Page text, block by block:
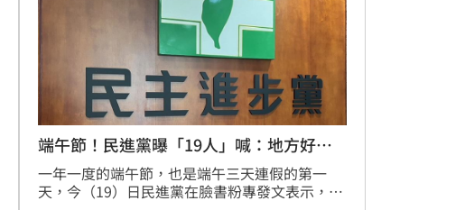
端午節！民進黨曝「19人」喊：地方好人
一年一度的端午節，也是端午三天連假的第一
天，今（19）日民進黨在臉書粉專發文表示，